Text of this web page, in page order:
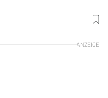
Foto: KI generiertes Bild
ANZEIGE